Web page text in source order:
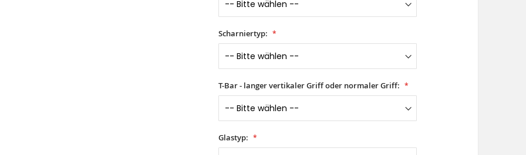
Scharniertyp:
T-Bar - langer vertikaler Griff oder normaler Griff:
Glastyp: